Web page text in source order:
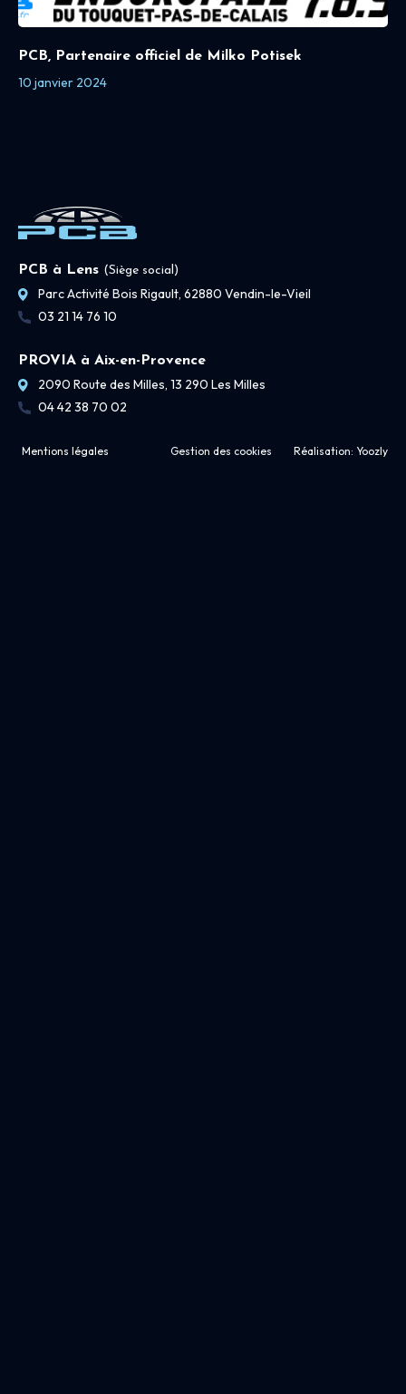
PCB, Partenaire officiel de Milko Potisek
10 janvier 2024
PCB à Lens (Siège social)
Parc Activité Bois Rigault, 62880 Vendin-le-Vieil
03 21 14 76 10
PROVIA à Aix-en-Provence
2090 Route des Milles, 13 290 Les Milles
04 42 38 70 02
Mentions légales Gestion des cookies Réalisation: Yoozly